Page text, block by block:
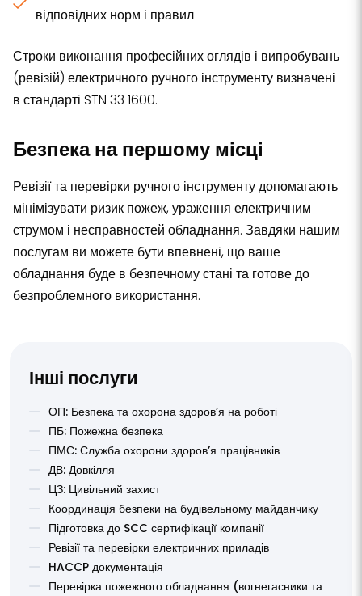
Інші послуги
ОП: Безпека та охорона здоров’я на роботі
ПБ: Пожежна безпека
ПМС: Служба охорони здоров’я працівників
ДВ: Довкілля
ЦЗ: Цивільний захист
Координація безпеки на будівельному майданчику
Підготовка до SCC сертифікації компанії
Ревізії та перевірки електричних приладів
HACCP документація
Перевірка пожежного обладнання (вогнегасники та
відповідних норм і правил
Строки виконання професійних оглядів і випробувань
(ревізій) електричного ручного інструменту визначені
в стандарті STN 33 1600.
Безпека на першому місці
Ревізії та перевірки ручного інструменту допомагають
мінімізувати ризик пожеж, ураження електричним
струмом і несправностей обладнання. Завдяки нашим
послугам ви можете бути впевнені, що ваше
обладнання буде в безпечному стані та готове до
безпроблемного використання.